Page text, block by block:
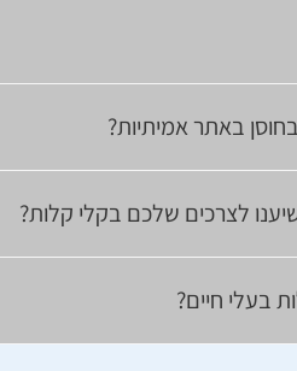
באתר אמיתיות?
שיענו לצרכים שלכם בקלי קלות?
בעלי חיים?